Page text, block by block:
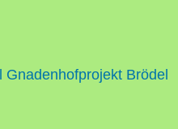
Gnadenhofprojekt Brödel